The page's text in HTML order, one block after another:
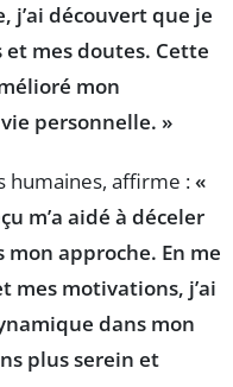
j’ai découvert que je
mes doutes. Cette
mon
personnelle. »
humaines, affirme :«
m’a aidé à déceler
approche. En me
mes motivations, j’ai
dans mon
plus serein et